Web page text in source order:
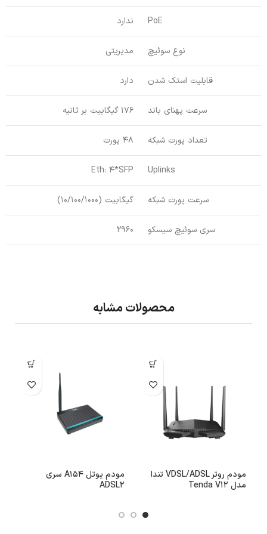
PoE ندارد
نوع سوئیچ مدیریتی
قابلیت استک شدن دارد
سرعت پهنای باند 176 گیگابیت بر ثانیه
تعداد پورت شبکه 48 پورت
Uplinks
Eth: 4*SFP
سرعت پورت شبکه گیگابیت (10/100/1000)
سری سوئیچ سیسکو 2960
محصولات مشابه
مودم روتر VDSL/ADSL تندا
مدل Tenda V12
مودم یوتل A154 سری
ADSL2